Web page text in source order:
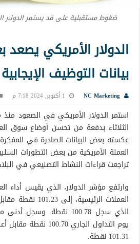
ضغوط مستقبلية على قد يستمر الدولار
الدولار الأمريكي
بيانات التوظيف الإيجابية
NC Marketing 1 أكتوبر, 2024 7:18 م
استمر الدولار الأمريكي في الصعود منذ
الثلاثاء بدفعة من تحسن أوضاع سوق
عكسته بعض البيانات الصادرة في
العملة الأمريكية من بعض التطورات
تراجعت قراءات النشاط التصنيعي في
وارتفع مؤشر الدولار، الذي يقيس أداء
العملات
الذي سجل 100.78 نقطة.
يوم التداول الجاري
101.31 نقطة.